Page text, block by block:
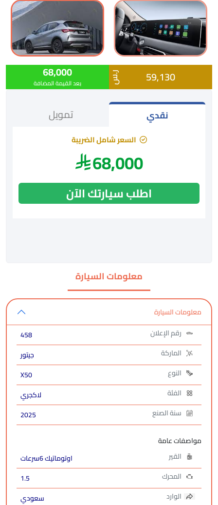
59,130 ر.س 68,000
بعد القيمة المضافة
نقدي تمويل
السعر شامل الضريبة
68,000
اطلب سيارتك الآن
معلومات السيارة
معلومات السيارة
رقم الإعلان
458
الماركة
جيتور
النوع
X50
الفئة
لاكجري
سنة الصنع
2025
مواصفات عامة
القير
اوتوماتيك 6سرعات
المحرك
1.5
الوارد
سعودي